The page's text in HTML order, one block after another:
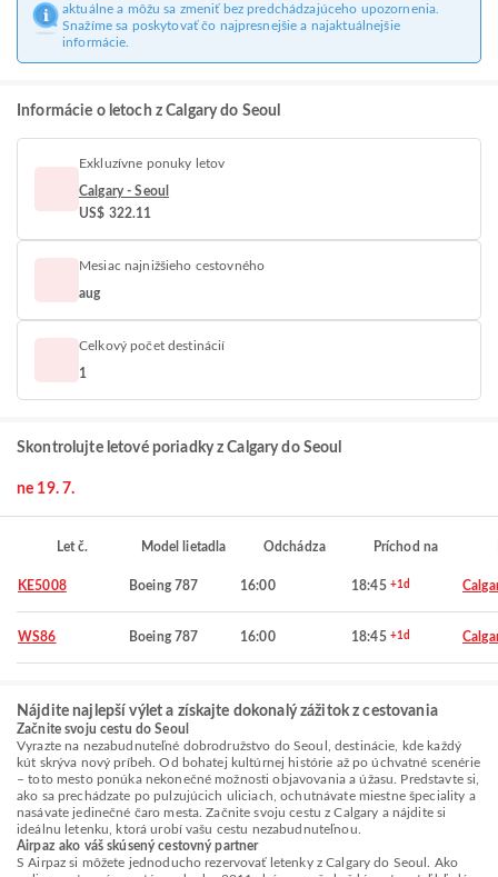
aktuálne a môžu sa zmeniť bez predchádzajúceho upozornenia.
Snažíme sa poskytovať čo najpresnejšie a najaktuálnejšie
informácie.
Informácie o letoch z Calgary do Seoul
Exkluzívne ponuky letov
Calgary - Seoul
US$ 322.11
Mesiac najnižšieho cestovného
aug
Celkový počet destinácií
1
Skontrolujte letové poriadky z Calgary do Seoul
ne 19. 7.
Let č. Model lietadla Odchádza Príchod na
KE5008 Boeing 787 16:00 18:45 +1d
WS86 Boeing 787 16:00 18:45 +1d
Nájdite najlepší výlet a získajte dokonalý zážitok z cestovania
Začnite svoju cestu do Seoul
Vyrazte na nezabudnuteľné dobrodružstvo do Seoul, destinácie, kde každý
kút skrýva nový príbeh. Od bohatej kultúrnej histórie až po úchvatné scenérie
– toto mesto ponúka nekonečné možnosti objavovania a úžasu. Predstavte si,
ako sa prechádzate po pulzujúcich uliciach, ochutnávate miestne špeciality a
nasávate jedinečné čaro mesta. Začnite svoju cestu z Calgary a nájdite si
ideálnu letenku, ktorá urobí vašu cestu nezabudnuteľnou.
Airpaz ako váš skúsený cestovný partner
S Airpaz si môžete jednoducho rezervovať letenky z Calgary do Seoul. Ako